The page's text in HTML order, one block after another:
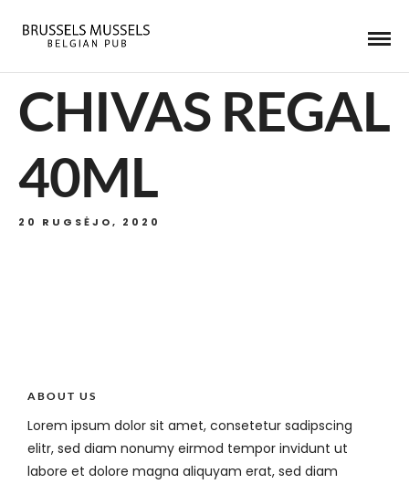
CHIVAS REGAL
40ML
20 RUGSĖJO, 2020
ABOUT US
Lorem ipsum dolor sit amet, consetetur sadipscing
elitr, sed diam nonumy eirmod tempor invidunt ut
labore et dolore magna aliquyam erat, sed diam